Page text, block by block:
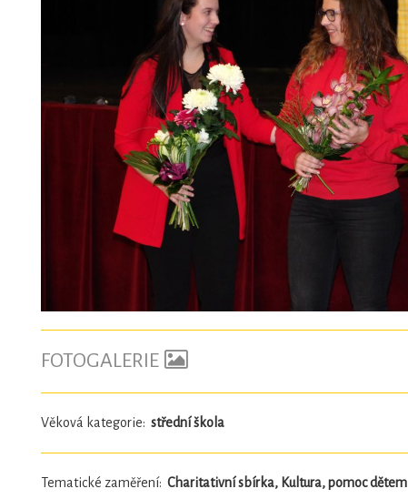
FOTOGALERIE
Věková kategorie: střední škola
Tematické zaměření: Charitativní sbírka, Kultura, pomoc dětem